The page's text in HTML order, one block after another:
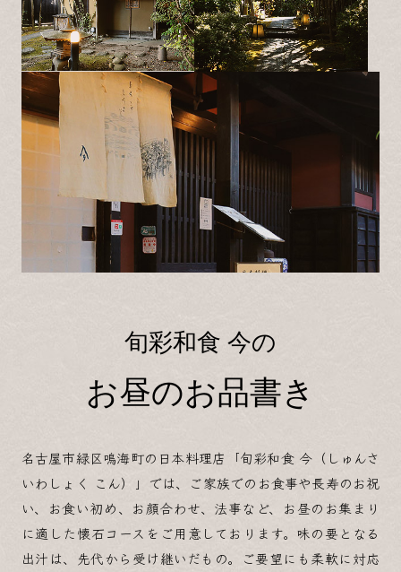
旬彩和食 今の
お昼のお品書き
名古屋市緑区鳴海町の日本料理店「旬彩和食 今（しゅんさ
いわしょく こん）」では、ご家族でのお食事や長寿のお祝
い、お食い初め、お顔合わせ、法事など、お昼のお集まり
に適した懐石コースをご用意しております。味の要となる
出汁は、先代から受け継いだもの。ご要望にも柔軟に対応